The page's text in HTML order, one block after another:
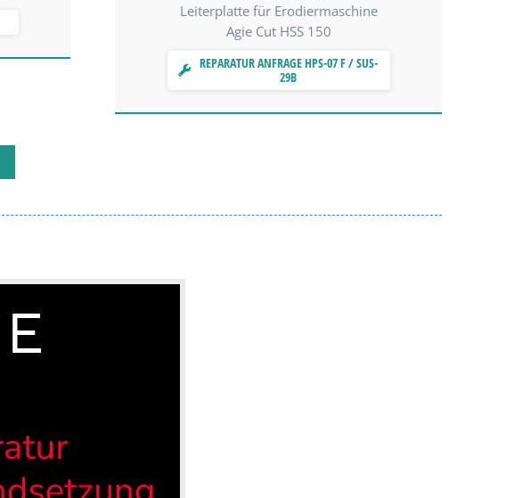
Leiterplatte für Erodiermaschine
Agie Cut HSS 150
REPARATUR ANFRAGE HPS-07 F / SUS-
29B